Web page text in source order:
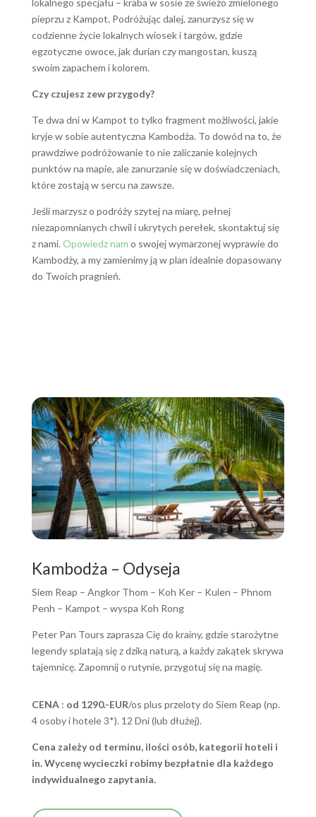
pieprzu z Kampot. Podróżując dalej, zanurzysz się w
codzienne życie lokalnych wiosek i targów, gdzie
egzotyczne owoce, jak durian czy mangostan, kuszą
swoim zapachem i kolorem.
Czy czujesz zew przygody?
Te dwa dni w Kampot to tylko fragment możliwości, jakie
kryje w sobie autentyczna Kambodża. To dowód na to, że
prawdziwe podróżowanie to nie zaliczanie kolejnych
punktów na mapie, ale zanurzanie się w doświadczeniach,
które zostają w sercu na zawsze.
Jeśli marzysz o podróży szytej na miarę, pełnej
niezapomnianych chwil i ukrytych perełek, skontaktuj się
z nami. Opowiedz nam o swojej wymarzonej wyprawie do
Kambodży, a my zamienimy ją w plan idealnie dopasowany
do Twoich pragnień.
Kambodża – Odyseja
Siem Reap – Angkor Thom – Koh Ker – Kulen – Phnom
Penh – Kampot – wyspa Koh Rong
Peter Pan Tours zaprasza Cię do krainy, gdzie starożytne
legendy splatają się z dziką naturą, a każdy zakątek skrywa
tajemnicę. Zapomnij o rutynie, przygotuj się na magię.
CENA: od 1290.-EUR/os plus przeloty do Siem Reap (np.
4 osoby i hotele 3*). 12 Dni (lub dłużej).
Cena zależy od terminu, ilości osób, kategorii hoteli i
in. Wycenę wycieczki robimy bezpłatnie dla każdego
indywidualnego zapytania.